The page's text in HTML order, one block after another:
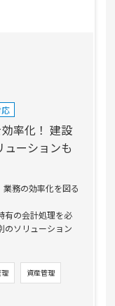
率化！ 建設
ーションも
務の効率化を図る
有の会計処理を必
のソリューション
資産管理